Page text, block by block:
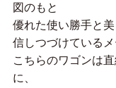
図のもと
優れた使い勝手と
信しつづけているメ
こちらのワゴンは
に、